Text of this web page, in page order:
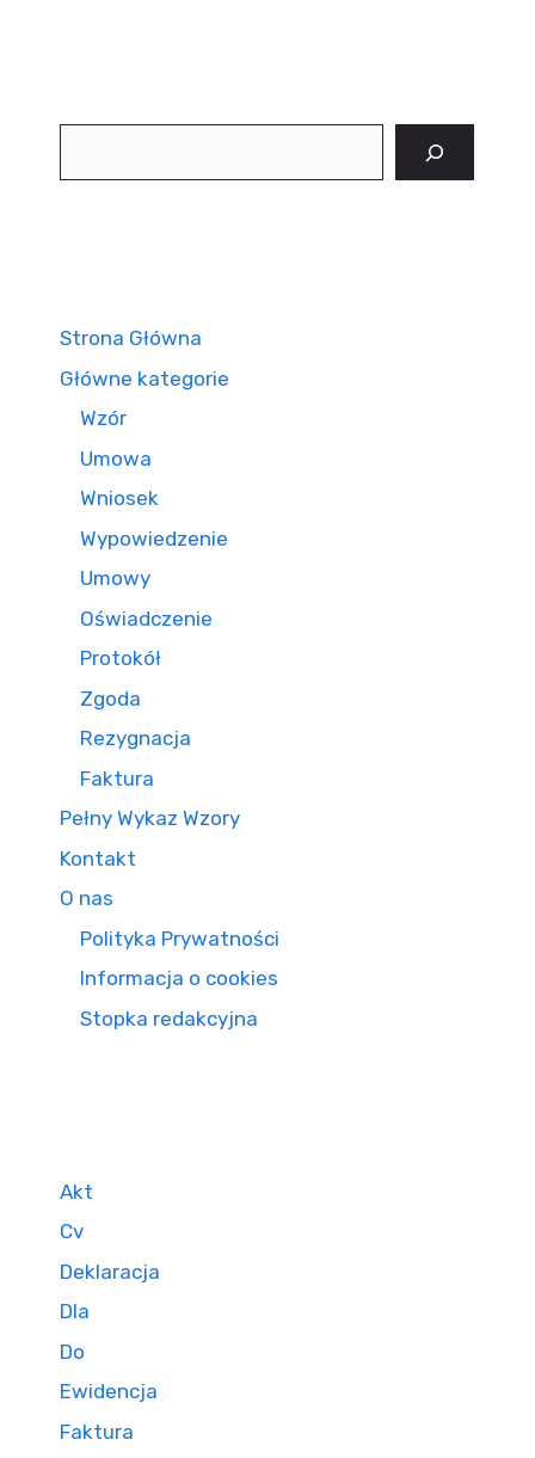
Strona Główna
Główne kategorie
Wzór
Umowa
Wniosek
Wypowiedzenie
Umowy
Oświadczenie
Protokół
Zgoda
Rezygnacja
Faktura
Pełny Wykaz Wzory
Kontakt
O nas
Polityka Prywatności
Informacja o cookies
Stopka redakcyjna
Akt
Cv
Deklaracja
Dla
Do
Ewidencja
Faktura